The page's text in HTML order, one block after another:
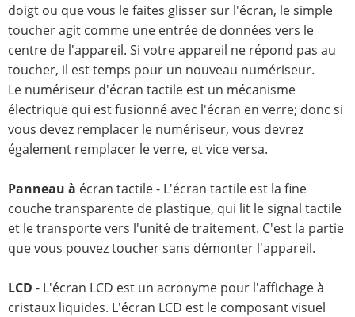
doigt ou que vous le faites glisser sur l'écran, le simple
toucher agit comme une entrée de données vers le
centre de l'appareil. Si votre appareil ne répond pas au
toucher, il est temps pour un nouveau numériseur.
Le numériseur d'écran tactile est un mécanisme
électrique qui est fusionné avec l'écran en verre; donc si
vous devez remplacer le numériseur, vous devrez
également remplacer le verre, et vice versa.
Panneau à écran tactile - L'écran tactile est la fine
couche transparente de plastique, qui lit le signal tactile
et le transporte vers l'unité de traitement. C'est la partie
que vous pouvez toucher sans démonter l'appareil.
LCD - L'écran LCD est un acronyme pour l'affichage à
cristaux liquides. L'écran LCD est le composant visuel